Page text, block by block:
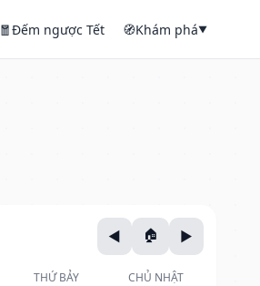
🧧Đếm ngược Tết 🧭Khám phá▼
THỨ BẢY CHỦ NHẬT